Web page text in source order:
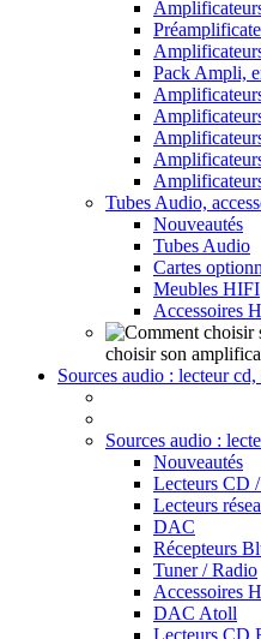
Pack Ampli,
Tubes Audio,
Nouveautés
Tubes Audio
Cartes
Meubles HIFI
Accessoires
choisir son
Sources audio : lecteur cd,
Sources audio :
Nouveautés
Lecteurs CD
Lecteurs
DAC
Récepteurs
Tuner / Radio
Accessoires
DAC Atoll
Lecteurs CD